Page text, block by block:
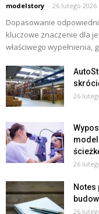
modelstory - 26 lutego 2026
Dopasowanie
kluczowe znaczenie dla
właściwego wypełnienia,
26
26
26